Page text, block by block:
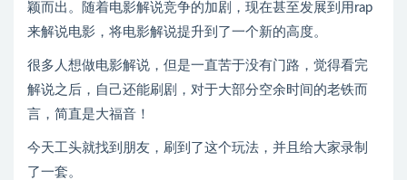
颖而出。随着电影解说竞争的加剧，现在甚至发展到用rap
来解说电影，将电影解说提升到了一个新的高度。
很多人想做电影解说，但是一直苦于没有门路，觉得看完
解说之后，自己还能刷剧，对于大部分空余时间的老铁而
言，简直是大福音！
今天工头就找到朋友，刷到了这个玩法，并且给大家录制
了一套。